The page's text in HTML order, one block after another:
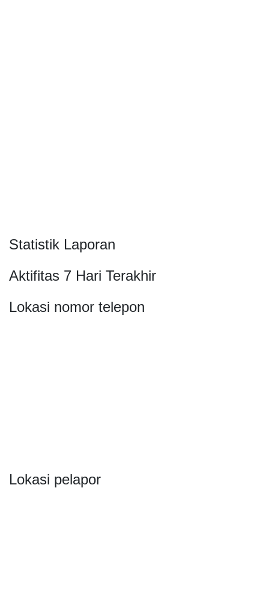
Statistik Laporan
Aktifitas 7 Hari Terakhir
Lokasi nomor telepon
Lokasi pelapor